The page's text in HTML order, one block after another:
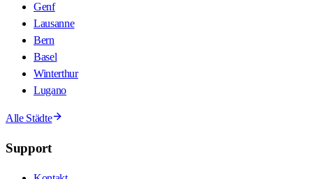
Genf
Lausanne
Bern
Basel
Winterthur
Lugano
Alle Städte
Support